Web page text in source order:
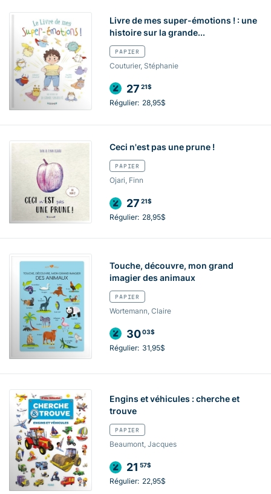
Livre de mes super-émotions ! : une
histoire sur la grande...
PAPIER
Couturier, Stéphanie
27 21$
Régulier: 28,95$
Ceci n'est pas une prune !
PAPIER
Ojari, Finn
27 21$
Régulier: 28,95$
Touche, découvre, mon grand
imagier des animaux
PAPIER
Wortemann, Claire
3003$
Régulier: 31,95$
Engins et véhicules : cherche et
trouve
PAPIER
Beaumont, Jacques
21 57$
Régulier: 22,95$